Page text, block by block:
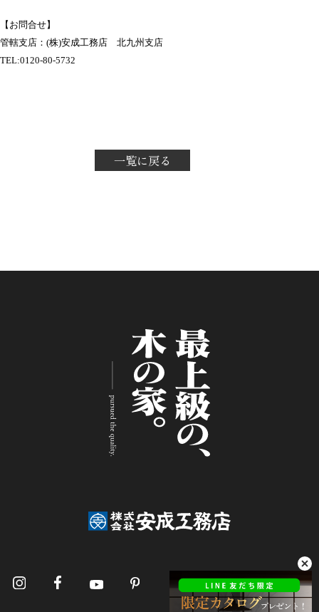
【お問合せ】
管轄支店：(株)安成工務店 北九州支店
TEL:0120-80-5732
一覧に戻る